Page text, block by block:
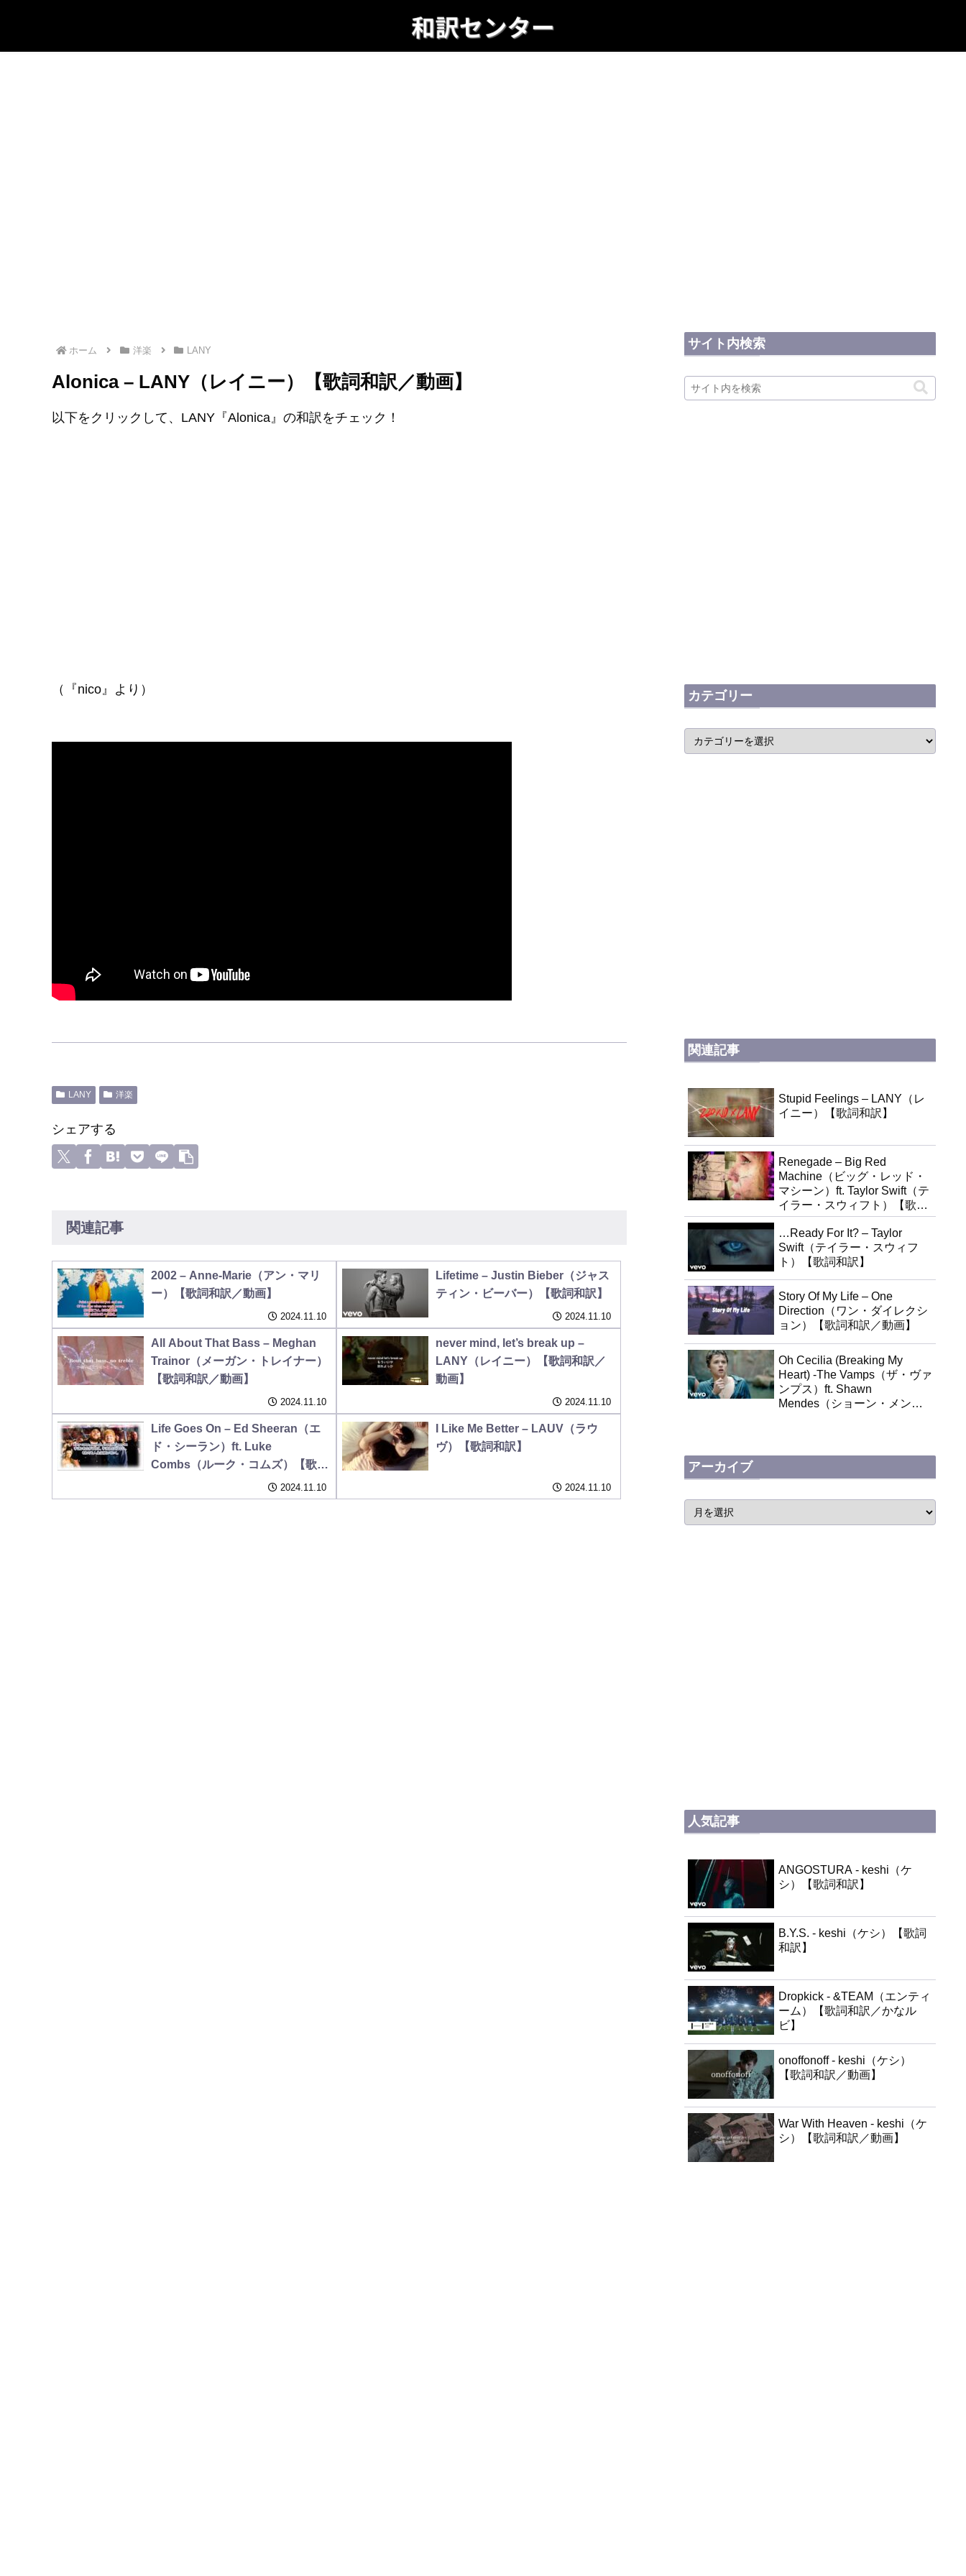
ホーム 洋楽 LANY
Alonica – LANY（レイニー）【歌詞和訳／動画】
以下をクリックして、LANY『Alonica』の和訳をチェック！
（『nico』より）
LANY 洋楽
シェアする
関連記事
2002 – Anne-Marie（アン・マリ
ー）【歌詞和訳／動画】
2024.11.10
Lifetime – Justin Bieber（ジャス
ティン・ビーバー）【歌詞和訳】
2024.11.10
All About That Bass – Meghan
Trainor（メーガン・トレイナー）
【歌詞和訳／動画】
2024.11.10
never mind, let’s break up –
LANY（レイニー）【歌詞和訳／
動画】
2024.11.10
Life Goes On – Ed Sheeran（エ
ド・シーラン）ft. Luke
Combs（ルーク・コムズ）【歌詞
2024.11.10
I Like Me Better – LAUV（ラウ
ヴ）【歌詞和訳】
2024.11.10
サイト内検索
カテゴリー
関連記事
Stupid Feelings – LANY（レ
イニー）【歌詞和訳】
Renegade – Big Red
Machine（ビッグ・レッド・
マシーン）ft. Taylor Swift（テ
イラー・スウィフト）【歌詞
和訳】
…Ready For It? – Taylor
Swift（テイラー・スウィフ
ト）【歌詞和訳】
Story Of My Life – One
Direction（ワン・ダイレクシ
ョン）【歌詞和訳／動画】
Oh Cecilia (Breaking My
Heart) -The Vamps（ザ・ヴァ
ンプス）ft. Shawn
Mendes（ショーン・メンデ
アーカイブ
人気記事
ANGOSTURA - keshi（ケ
シ）【歌詞和訳】
B.Y.S. - keshi（ケシ）【歌詞
和訳】
Dropkick - &TEAM（エンティ
ーム）【歌詞和訳／かなル
ビ】
onoffonoff - keshi（ケシ）
【歌詞和訳／動画】
War With Heaven - keshi（ケ
シ）【歌詞和訳／動画】